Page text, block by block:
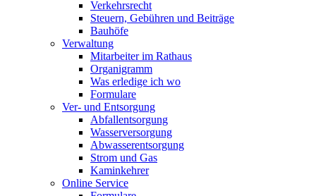
Verkehrsrecht
Steuern, Gebühren und Beiträge
Bauhöfe
Verwaltung
Mitarbeiter im Rathaus
Organigramm
Was erledige ich wo
Formulare
Ver- und Entsorgung
Abfallentsorgung
Wasserversorgung
Abwasserentsorgung
Strom und Gas
Kaminkehrer
Online Service